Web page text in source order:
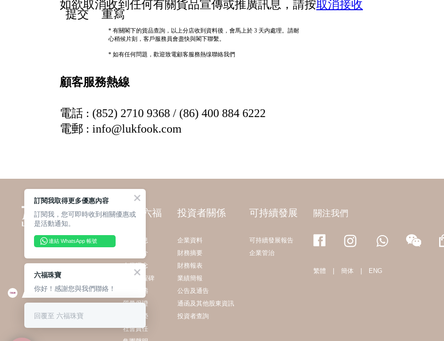
關於六福
最新消息
集團簡介
企業理念
發展里程碑
業務範疇
質量保證
獎項殊榮
社會責任
投資者關係
企業資料
財務摘要
財務報表
業績簡報
公告及通告
通函及其他股東資訊
投資者查詢
可持續發展
可持續發展報告
企業管治
關注我們
繁體 簡体 ENG
訂閱我取得更多優惠內容
訂閱我，您可即時收到相關優惠或
是活動通知。
連結 WhatsApp 帳號
六福珠寶
你好！感謝您與我們聯絡！
回覆至 六福珠寶